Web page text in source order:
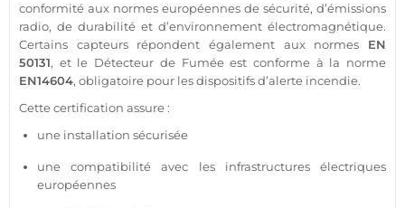
conformité aux normes européennes de sécurité, d’émissions
radio, de durabilité et d’environnement électromagnétique.
Certains capteurs répondent également aux normes EN
50131, et le Détecteur de Fuméeest conforme à la norme
EN14604, obligatoire pour les dispositifs d’alerte incendie.
Cette certification assure :
une installation sécurisée
une compatibilité avec les infrastructures électriques
européennes